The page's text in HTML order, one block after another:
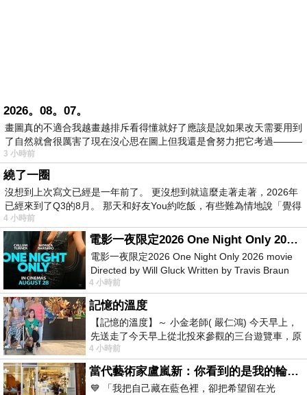
2026。08。07。
畫圖真的不適合我越畫越排斥看得懂就好了應該是說如果改天需要用到
了自然就會很厲害了現在沒心思在圖上但我還是會努力把它考過———
3 小時前
繞了一圈
沒想到上次寫文已經是一年前了。 更沒想到就這麼走著走著，2026年
已經來到了Q3的8月。 那天和好友You約吃飯，有些難為情地說「覺得
4 小時前
電影一夜限定2026 One Night Only 2026 movie
電影一夜限定2026 One Night Only 2026 movie
Directed by Will Gluck Written by Travis Braun
Starring Monica Barbaro
4 小時前
記憶的溫度
【記憶的溫度】～ 小金老師( 嚴仁鴻) 今天早上，
先送走了今天早上從北投來參觀的三台遊覽車，原
以為展場已經差不多要安靜下來，卻發
4 小時前
當代藝術家盧嵐新：你看到的是我的輪廓，還是你的故事？——藏在藍色裡的希望與光
💙 「我把自己藏在藍色裡，卻把希望留在光